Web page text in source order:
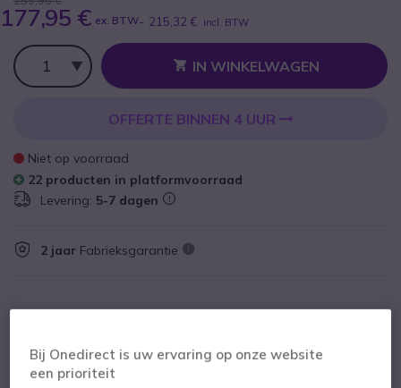
177,95 € ex. BTW- 215,32 € incl. BTW
Aantal
IN WINKELWAGEN
OFFERTE BINNEN 4 UUR
Niet op voorraad
22 producten in platformvoorraad
Levering: 5-7 dagen
2 jaar Fabrieksgarantie
Belangrijkste kenmerken
Bluetooth 5.2
Bij Onedirect is uw ervaring op onze website
een prioriteit